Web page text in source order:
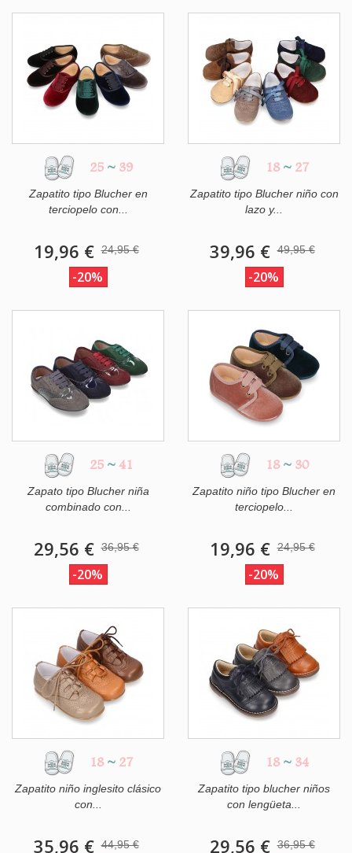
25 ~ 39
Zapatito tipo Blucher en
terciopelo con...
19,96 € 24,95 €
-20%
18 ~ 27
Zapatito tipo Blucher niño con
lazo y...
39,96 € 49,95 €
-20%
25 ~ 41
Zapato tipo Blucher niña
combinado con...
29,56 € 36,95 €
-20%
18 ~ 30
Zapatito niño tipo Blucher en
terciopelo...
19,96 € 24,95 €
-20%
18 ~ 27
Zapatito niño inglesito clásico
con...
35,96 € 44,95 €
18 ~ 34
Zapatito tipo blucher niños
con lengüeta...
29,56 € 36,95 €